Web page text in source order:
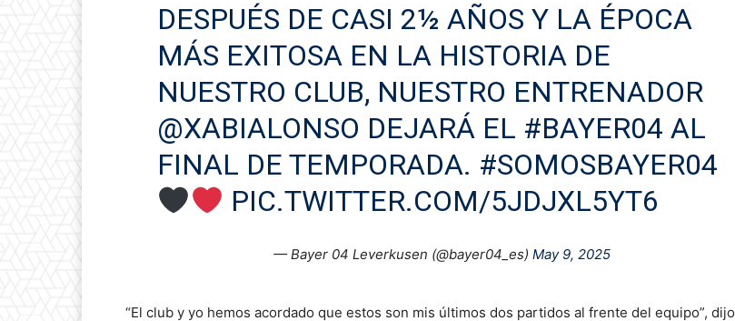
DESPUÉS DE CASI 2½ AÑOS Y LA ÉPOCA
MÁS EXITOSA EN LA HISTORIA DE
NUESTRO CLUB, NUESTRO ENTRENADOR
@XABIALONSO DEJARÁ EL #BAYER04 AL
FINAL DE TEMPORADA. #SOMOSBAYER04
PIC.TWITTER.COM/5JDJXL5YT6
— Bayer 04 Leverkusen (@bayer04_es) May 9, 2025
“El club y yo hemos acordado que estos son mis últimos dos partidos al frente del equipo”, dijo